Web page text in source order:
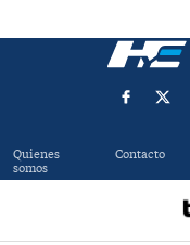
Quienes
somos
Contacto